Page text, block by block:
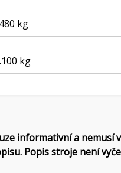
kg
kg
informativní a nemusí
Popis stroje není